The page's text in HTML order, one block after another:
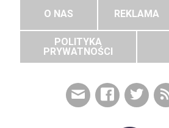
O NAS REKLAMA
POLITYKA
PRYWATNOŚCI